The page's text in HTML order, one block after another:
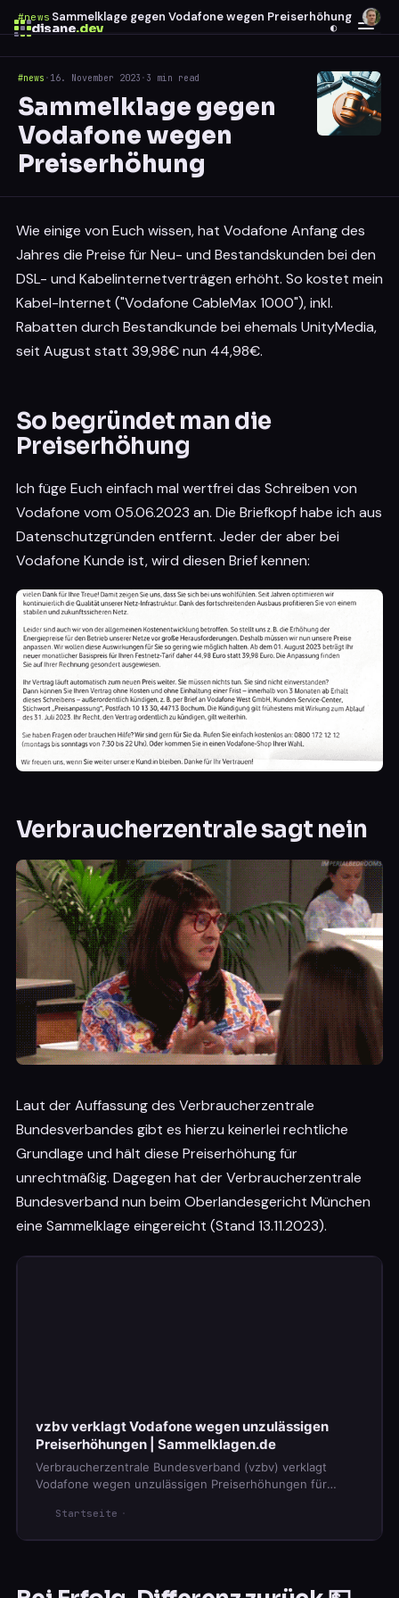
disane.dev ◐
#news·Sammelklage gegen Vodafone wegen Preiserhöhung
#news · 16. November 2023 · 3 min read
Sammelklage gegen
Vodafone wegen
Preiserhöhung
Wie einige von Euch wissen, hat Vodafone Anfang des
Jahres die Preise für Neu- und Bestandskunden bei den
DSL- und Kabelinternetverträgen erhöht. So kostet mein
Kabel-Internet ("Vodafone CableMax 1000"), inkl.
Rabatten durch Bestandkunde bei ehemals UnityMedia,
seit August statt 39,98€ nun 44,98€.
So begründet man die
Preiserhöhung
Ich füge Euch einfach mal wertfrei das Schreiben von
Vodafone vom 05.06.2023 an. Die Briefkopf habe ich aus
Datenschutzgründen entfernt. Jeder der aber bei
Vodafone Kunde ist, wird diesen Brief kennen:
Verbraucherzentrale sagt nein
Laut der Auffassung des Verbraucherzentrale
Bundesverbandes gibt es hierzu keinerlei rechtliche
Grundlage und hält diese Preiserhöhung für
unrechtmäßig. Dagegen hat der Verbraucherzentrale
Bundesverband nun beim Oberlandesgericht München
eine Sammelklage eingereicht (Stand 13.11.2023).
vzbv verklagt Vodafone wegen unzulässigen
Preiserhöhungen | Sammelklagen.de
Verbraucherzentrale Bundesverband (vzbv) verklagt
Vodafone wegen unzulässigen Preiserhöhungen für
Startseite
$ ESC
↑ ↓ navigate ↵ open 0 results